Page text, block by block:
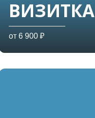
ВИЗИТКА
от 6 900 ₽